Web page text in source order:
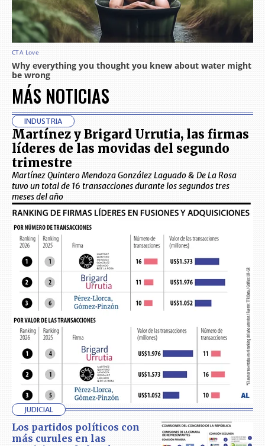
MÁS NOTICIAS
INDUSTRIA
Martínez y Brigard Urrutia, las firmas
líderes de las movidas del segundo
trimestre
Martínez Quintero Mendoza González Laguado & De La Rosa
tuvo un total de 16 transacciones durante los segundos tres
meses del año
JUDICIAL
Los partidos políticos con
más curules en las